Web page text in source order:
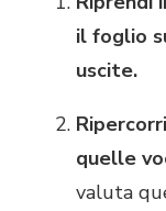
il foglio
uscite.
quelle
valuta